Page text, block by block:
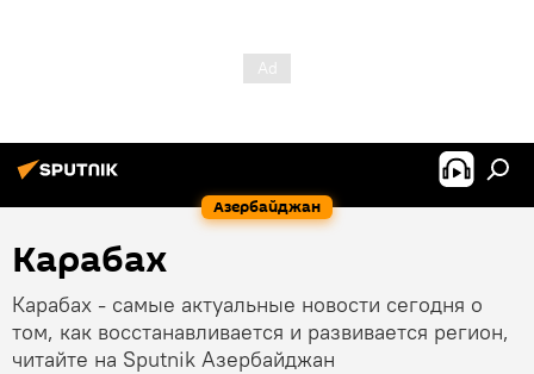
Азербайджан
Карабах
Карабах - самые актуальные новости сегодня о
том, как восстанавливается и развивается регион,
читайте на Sputnik Азербайджан